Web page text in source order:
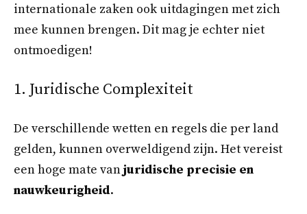
internationale zaken ook uitdagingen met zich
mee kunnen brengen. Dit mag je echter niet
ontmoedigen!
1. Juridische Complexiteit
De verschillende wetten en regels die per land
gelden, kunnen overweldigend zijn. Het vereist
een hoge mate vanjuridische precisie en
nauwkeurigheid.